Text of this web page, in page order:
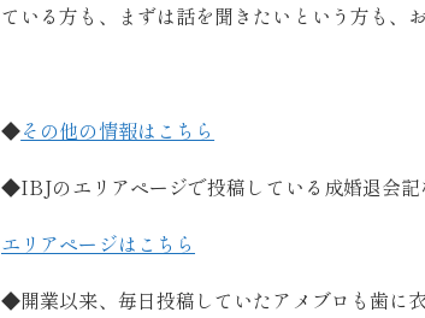
ている方も、まずは話を聞きたいという方も、
◆その他の情報はこちら
◆IBJのエリアページで投稿している成婚退会
エリアページはこちら
◆開業以来、毎日投稿していたアメブロも歯に